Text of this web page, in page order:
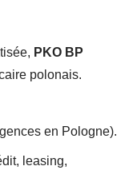
PKO BP
polonais.
en Pologne).
leasing,